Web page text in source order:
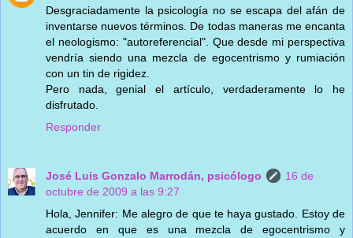
Desgraciadamente la psicología no se escapa del afán de
inventarse nuevos términos. De todas maneras me encanta
el neologismo: "autoreferencial". Que desde mi perspectiva
vendría siendo una mezcla de egocentrismo y rumiación
con un tin de rigidez.
Pero nada, genial el artículo, verdaderamente lo he
disfrutado.
Responder
José Luis Gonzalo Marrodán, psicólogo
16 de
octubre de 2009 a las 9:27
Hola, Jennifer: Me alegro de que te haya gustado. Estoy de
acuerdo en que es una mezcla de egocentrismo y